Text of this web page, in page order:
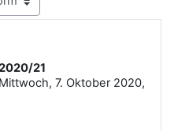
21
Mittwoch, 7. Oktober 2020,